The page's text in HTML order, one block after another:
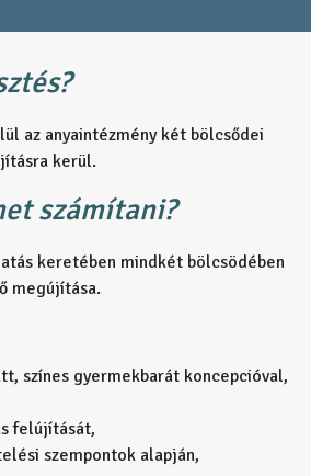
az anyaintézmény két bölcsődei
kerül.
számítani?
keretében mindkét bölcsödében
megújítása.
színes gyermekbarát koncepcióval,
felújítását,
szempontok alapján,